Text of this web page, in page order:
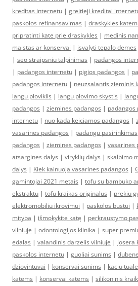
kreditas internetu | greitieji kreditai
paskolos refinansavimas | draskykles
pripratinti kate prie draskykles | medinis
maistas ar konservai | isvalyti tepalo demes
| seo straipsniu talpinimas | padangos
| padangos internetu | pigios padangos |
padangos internetu | neuzsalantis zieminis
langu ploviklis | langu plovimo skystis |
padangos | ziemines padangos | padangos
internetu | nuo kada keiciamos padangos |
vasarines padangos | padangu pasirinkimas
padangos | ziemines padangos | vasarines
atsargines dalys | viryklių dalys | skalbimo
dalys | Kiek kainuoja vasarines padangos |
gamintojai 2021 metais | tofu su bambuko
ekstraktu | tofu kraikas originalus | prekiu
elektromobiliu ikrovimui | paskolos bustui |
mityba | išmokykite katę | perkraustymo
vilniuje | odontologijos klinika | super
edalas | valandinis darzelis vilniuje | josera
paskolos internetu | guoliai sunims |
dziovintuvai | konservai sunims | kaciu
katems | konservai katems | silikoninis